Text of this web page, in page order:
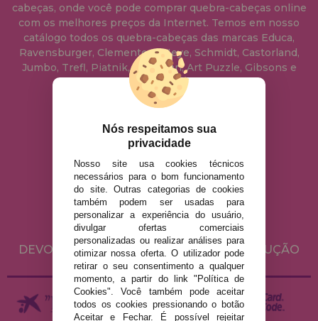
cabeças, onde você pode comprar quebra-cabeças online
com os melhores preços da Internet. Temos em nosso
catálogo todos os quebra-cabeças das marcas Educa,
Ravensburger, Clementoni, Heye, Schmidt, Castorland,
Jumbo, Trefl, Piatnik, Anatolian, Art Puzzle, Gibsons e
muito mais.
info@casadopuzzle.pt
AVISO LEGAL
POLÍTICA DE PRIVACIDADE
POLÍTICA DE COOKIES
ENVIO E DEVOLUÇÕES
DEVOLUÇÕES / DIREITO DE LIVRE RESOLUÇÃO
Nós respeitamos sua
privacidade
Nosso site usa cookies técnicos
necessários para o bom funcionamento
do site. Outras categorias de cookies
também podem ser usadas para
personalizar a experiência do usuário,
divulgar ofertas comerciais
personalizadas ou realizar análises para
otimizar nossa oferta. O utilizador pode
retirar o seu consentimento a qualquer
momento, a partir do link "Política de
Cookies". Você também pode aceitar
todos os cookies pressionando o botão
Aceitar e Fechar. É possível rejeitar